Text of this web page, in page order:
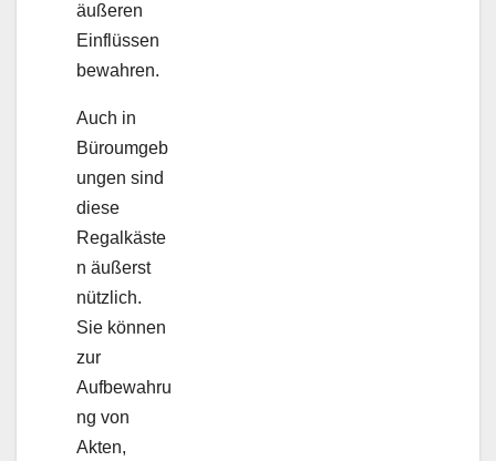
äußeren
Einflüssen
bewahren.
Auch in
Büroumgeb
ungen sind
diese
Regalkäste
n äußerst
nützlich.
Sie können
zur
Aufbewahru
ng von
Akten,